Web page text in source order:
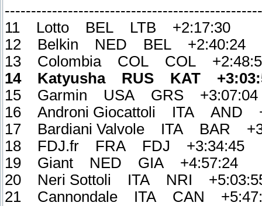
11 Lotto BEL LTB +2:17:30
12 Belkin NED BEL +2:40:24
13 Colombia COL COL
14 Katyusha RUS KAT
15 Garmin USA GRS +3:07:04
16 Androni Giocattoli ITA AND
17 Bardiani Valvole ITA BAR
18 FDJ.fr FRA FDJ +3:34:45
19 Giant NED GIA +4:57:24
20 Neri Sottoli ITA NRI
21 Cannondale ITA CAN